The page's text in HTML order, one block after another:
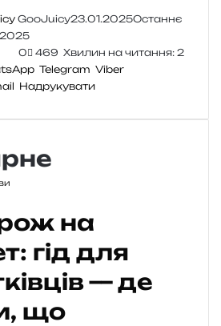
GooJuicy23.01.2025Останнє
0
469 Хвилин на читання: 2
Telegram Viber
Надрукувати
на
гід для
— де
що